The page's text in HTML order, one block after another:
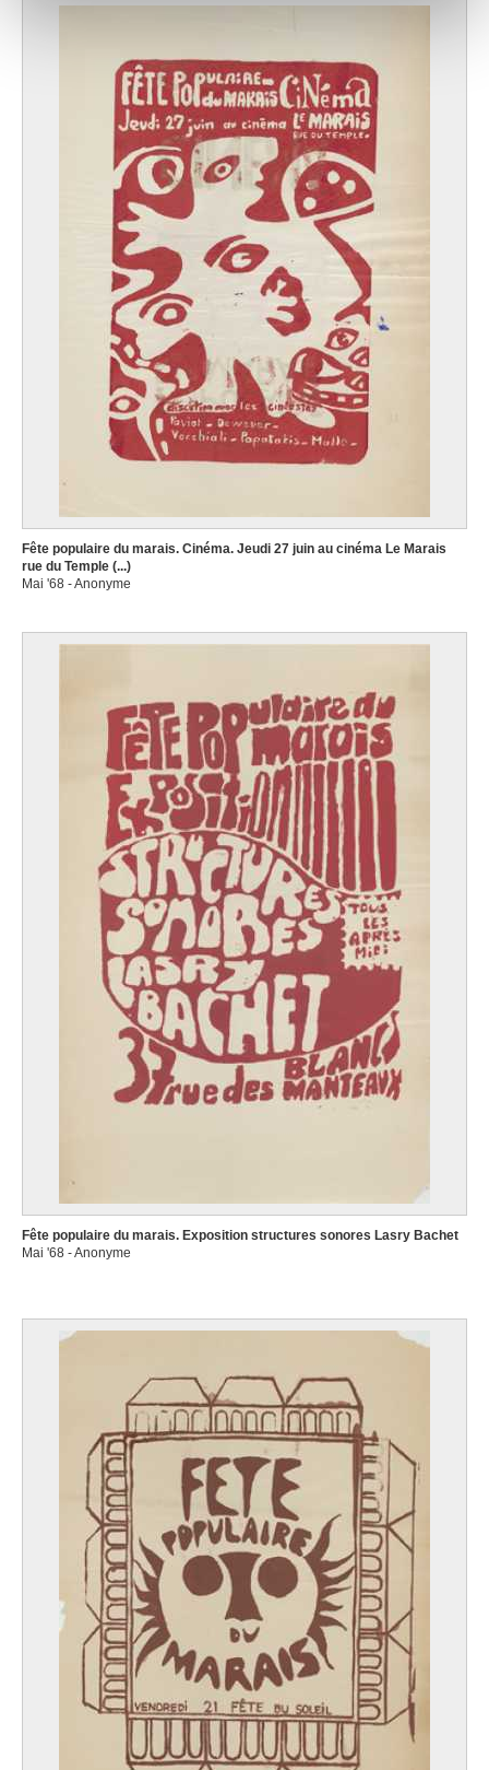
notre site avec nos partenaires de médias sociaux, de
avec d'autres informations que vous leur avez fournies
ou qu'ils ont collectées lors de votre utilisation de leurs
Fête populaire du marais. Cinéma. Jeudi 27 juin au cinéma Le Marais
rue du Temple (...)
Mai '68 - Anonyme
Fête populaire du marais. Exposition structures sonores Lasry Bachet
Mai '68 - Anonyme